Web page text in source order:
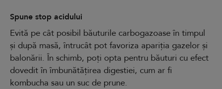
Spune stop acidului
Evită pe cât posibil băuturile carbogazoase în timpul
și după masă, întrucât pot favoriza apariția gazelor și
balonării. În schimb, poți opta pentru băuturi cu efect
dovedit în îmbunătățirea digestiei, cum ar fi
kombucha sau un suc de prune.